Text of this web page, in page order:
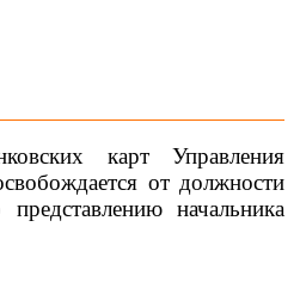
карт Управления
от должности
начальника